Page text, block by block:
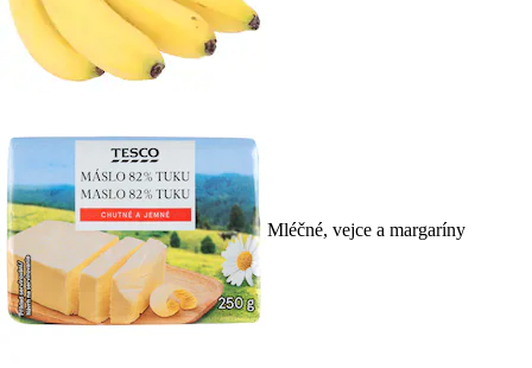
Mléčné, vejce a margaríny